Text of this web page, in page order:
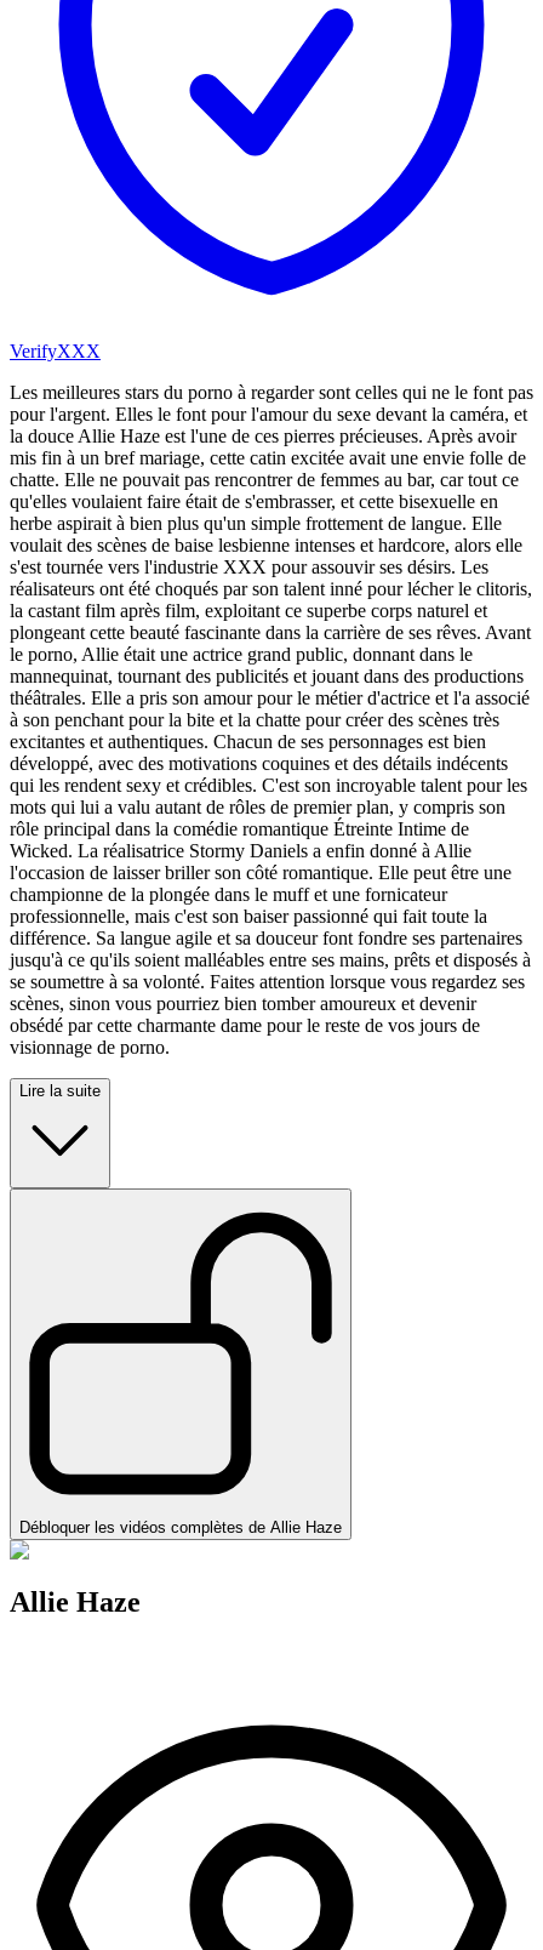
VerifyXXX
Les meilleures stars du porno à regarder sont celles qui ne le font pas
pour l'argent. Elles le font pour l'amour du sexe devant la caméra, et
la douce Allie Haze est l'une de ces pierres précieuses. Après avoir
mis fin à un bref mariage, cette catin excitée avait une envie folle de
chatte. Elle ne pouvait pas rencontrer de femmes au bar, car tout ce
qu'elles voulaient faire était de s'embrasser, et cette bisexuelle en
herbe aspirait à bien plus qu'un simple frottement de langue. Elle
voulait des scènes de baise lesbienne intenses et hardcore, alors elle
s'est tournée vers l'industrie XXX pour assouvir ses désirs. Les
réalisateurs ont été choqués par son talent inné pour lécher le clitoris,
la castant film après film, exploitant ce superbe corps naturel et
plongeant cette beauté fascinante dans la carrière de ses rêves. Avant
le porno, Allie était une actrice grand public, donnant dans le
mannequinat, tournant des publicités et jouant dans des productions
théâtrales. Elle a pris son amour pour le métier d'actrice et l'a associé
à son penchant pour la bite et la chatte pour créer des scènes très
excitantes et authentiques. Chacun de ses personnages est bien
développé, avec des motivations coquines et des détails indécents
qui les rendent sexy et crédibles. C'est son incroyable talent pour les
mots qui lui a valu autant de rôles de premier plan, y compris son
rôle principal dans la comédie romantique Étreinte Intime de
Wicked. La réalisatrice Stormy Daniels a enfin donné à Allie
l'occasion de laisser briller son côté romantique. Elle peut être une
championne de la plongée dans le muff et une fornicateur
professionnelle, mais c'est son baiser passionné qui fait toute la
différence. Sa langue agile et sa douceur font fondre ses partenaires
jusqu'à ce qu'ils soient malléables entre ses mains, prêts et disposés à
se soumettre à sa volonté. Faites attention lorsque vous regardez ses
scènes, sinon vous pourriez bien tomber amoureux et devenir
obsédé par cette charmante dame pour le reste de vos jours de
visionnage de porno.
Lire la suite
Débloquer les vidéos complètes de Allie Haze
Allie Haze